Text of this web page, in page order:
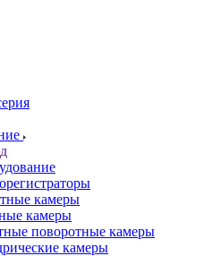
камеры
камеры
поворотные камеры
камеры